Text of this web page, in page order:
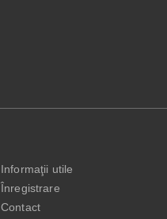
Informaţii utile
Înregistrare
Contact